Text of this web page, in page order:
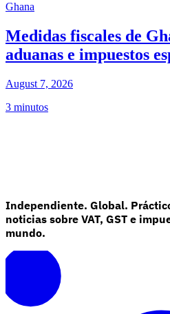
Ghana
Medidas fiscales de
aduanas e impuestos
August 7, 2026
3 minutos
Independiente. Global.
noticias sobre VAT, GST e
mundo.